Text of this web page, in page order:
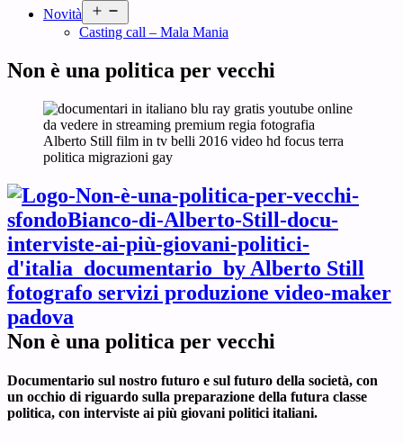
Novità
menu
Casting call – Mala Mania
Non è una politica per vecchi
Non è una politica per vecchi
Documentario sul nostro futuro e sul futuro della società, con
un occhio di riguardo sulla preparazione della futura classe
politica, con interviste ai più giovani politici italiani.